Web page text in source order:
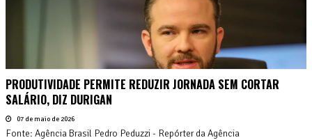
PRODUTIVIDADE PERMITE REDUZIR JORNADA SEM CORTAR
SALÁRIO, DIZ DURIGAN
07 de maio de 2026
Fonte: Agência Brasil Pedro Peduzzi - Repórter da Agência